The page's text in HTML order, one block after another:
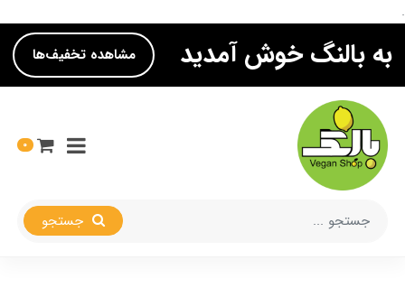
.
به بالنگ خوش آمدید مشاهده تخفیف‌ها
0